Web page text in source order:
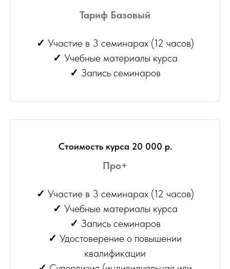
Тариф Базовый
✓ Участие в 3 семинарах (12 часов)
✓ Учебные материалы курса
✓ Запись семинаров
Стоимость курса 20 000 р.
Про+
✓ Участие в 3 семинарах (12 часов)
✓ Учебные материалы курса
✓ Запись семинаров
✓ Удостоверение о повышении
квалификации